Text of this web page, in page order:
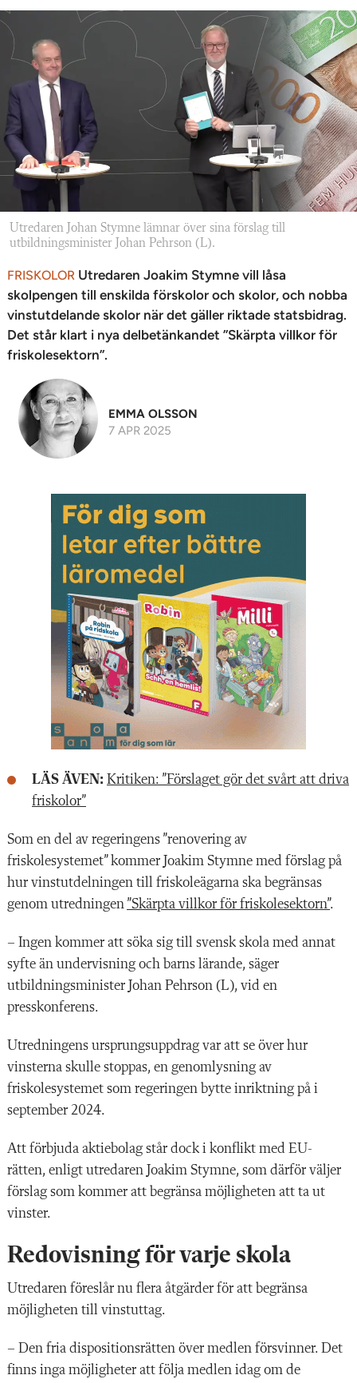
Utredaren Johan Stymne lämnar över sina förslag till
utbildningsminister Johan Pehrson (L).
FRISKOLOR Utredaren Joakim Stymne vill låsa
skolpengen till enskilda förskolor och skolor, och nobba
vinstutdelande skolor när det gäller riktade statsbidrag.
Det står klart i nya delbetänkandet ”Skärpta villkor för
friskolesektorn”.
EMMA OLSSON
7 APR 2025
LÄS ÄVEN: Kritiken: ”Förslaget gör det svårt att driva
friskolor”
Som en del av regeringens ”renovering av
friskolesystemet” kommer Joakim Stymne med förslag på
hur vinstutdelningen till friskoleägarna ska begränsas
genom utredningen ”Skärpta villkor för friskolesektorn”.
– Ingen kommer att söka sig till svensk skola med annat
syfte än undervisning och barns lärande, säger
utbildningsminister Johan Pehrson (L), vid en
presskonferens.
Utredningens ursprungsuppdrag var att se över hur
vinsterna skulle stoppas, en genomlysning av
friskolesystemet som regeringen bytte inriktning på i
september 2024.
Att förbjuda aktiebolag står dock i konflikt med EU-
rätten, enligt utredaren Joakim Stymne, som därför väljer
förslag som kommer att begränsa möjligheten att ta ut
vinster.
Redovisning för varje skola
Utredaren föreslår nu flera åtgärder för att begränsa
möjligheten till vinstuttag.
– Den fria dispositionsrätten över medlen försvinner. Det
finns inga möjligheter att följa medlen idag om de